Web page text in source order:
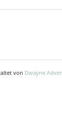
von Dwayne